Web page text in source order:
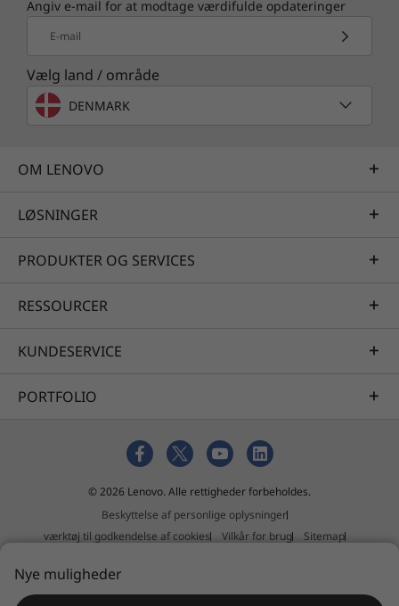
Angiv e-mail for at modtage værdifulde opdateringer
E-mail
Vælg land / område
DENMARK
OM LENOVO
LØSNINGER
PRODUKTER OG SERVICES
RESSOURCER
KUNDESERVICE
PORTFOLIO
© 2026 Lenovo. Alle rettigheder forbeholdes.
Beskyttelse af personlige oplysninger
værktøj til godkendelse af cookies
Vilkår for brug
Sitemap
Erklæring mod slaveri og menneskehandel
Nye muligheder